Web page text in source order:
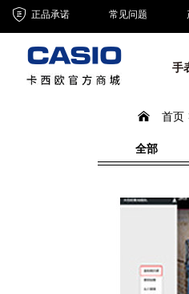
正品承诺 常见问题
手
首页
全部